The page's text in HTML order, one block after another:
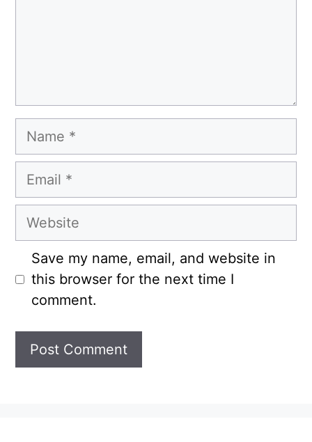
Name
Email
Website
Save my name, email, and website in
this browser for the next time I
comment.